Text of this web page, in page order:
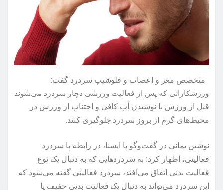
متخصص مغز و اعصاب و فلوشیپ سردرد گفت:
ورزشکارانی که پس از فعالیت ورزشی دچار سردرد می‌شوند
قبل از ورزش با نوشیدن آب کافی و اجتناب از ورزش در
محیط‌های گرم از بروز سردرد جلوگیری کنند.
نوشین یمانی در گفت‌وگو با ایسنا، در رابطه با سردرد
فعالیتی، اظهار کرد: به سردردهایی که به دنبال یک نوع
فعالیت بدنی اتفاق می‌افتد، سردرد فعالیتی گفته می‌شود که
این سردرد می‌تواند به دنبال یک فعالیت بدنی خفیف یا